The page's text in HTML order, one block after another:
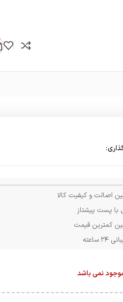
اصالت و کیفیت کالا
با پست پیشتاز
کمترین قیمت
ساعته
موجود نمی باشد